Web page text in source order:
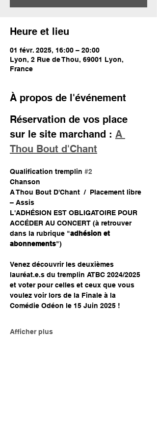
Heure et lieu
01 févr. 2025, 16:00 – 20:00
Lyon, 2 Rue de Thou, 69001 Lyon,
France
À propos de l'événement
Réservation de vos place
sur le site marchand : A
Thou Bout d'Chant
Qualification tremplin #2
Chanson
A Thou Bout D'Chant  /  Placement libre
– Assis
L'ADHÉSION EST OBLIGATOIRE POUR
ACCÉDER AU CONCERT (à retrouver
dans la rubrique "adhésion et
abonnements")
Venez découvrir les deuxièmes
lauréat.e.s du tremplin ATBC 2024/2025
et voter pour celles et ceux que vous
voulez voir lors de la Finale à la
Comédie Odéon le 15 Juin 2025 !
Afficher plus